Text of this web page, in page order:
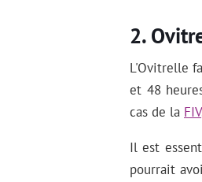
L'Ovitrelle
et 48
cas de la FIV
Il est
pourrait